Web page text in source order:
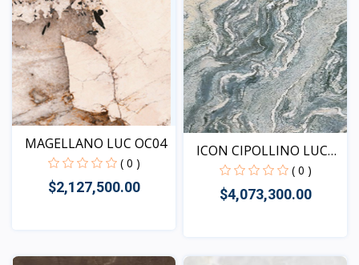
MAGELLANO LUC OC04
( 0 )
$2,127,500.00
ICON CIPOLLINO LUC
MB25
( 0 )
$4,073,300.00
Vista